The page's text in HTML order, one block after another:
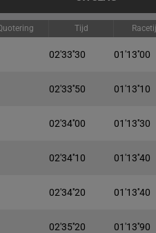
Tijd
02'33''30 01'13''00
02'33''50 01'13''10
02'34''00 01'13''30
02'34''10 01'13''40
02'34''20 01'13''40
02'35''20 01'13''90